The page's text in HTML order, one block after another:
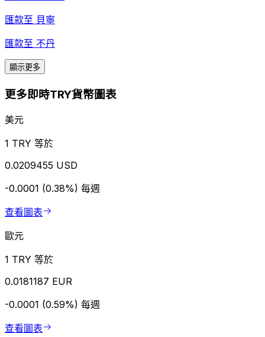
匯款至 貝寧
匯款至 不丹
顯示更多
更多即時TRY貨幣圖表
美元
1 TRY 等於
0.0209455 USD
-0.0001 (0.38%) 每週
查看圖表
歐元
1 TRY 等於
0.0181187 EUR
-0.0001 (0.59%) 每週
查看圖表